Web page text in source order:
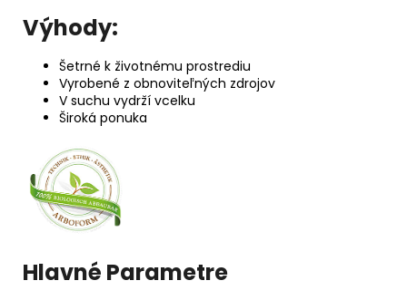
Výhody:
Šetrné k životnému prostrediu
Vyrobené z obnoviteľných zdrojov
V suchu vydrží vcelku
Široká ponuka
Hlavné Parametre